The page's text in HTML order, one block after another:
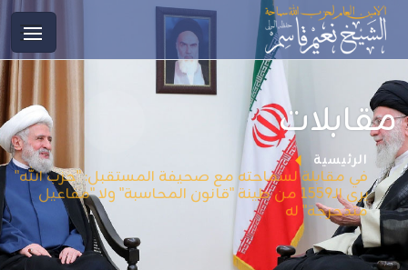
مقابلات
الرئيسية
في مقابلة لسماحته مع صحيفة المستقبل: "حزب الله"
يرى الـ1559 من طينة "قانون المحاسبة" ولا "مفاعيل
متدحرجة" له